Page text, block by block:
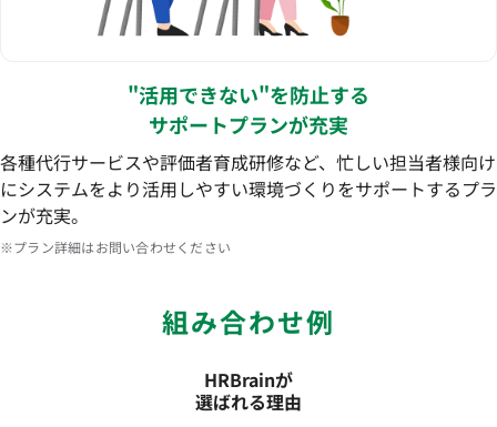
"活用できない"を防止する
サポートプランが充実
各種代行サービスや評価者育成研修など、忙しい担当者様向け
にシステムをより活用しやすい環境づくりをサポートするプラ
ンが充実。
※プラン詳細はお問い合わせください
組み合わせ例
HRBrainが
選ばれる理由